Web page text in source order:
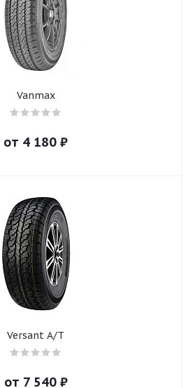
Vanmax
от 4 180 ₽
Versant A/T
от 7 540₽